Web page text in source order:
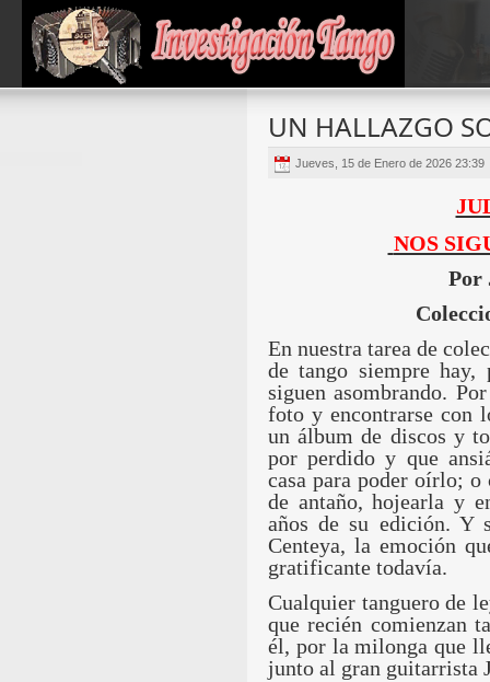
UN HALLAZGO
Jueves, 15 de Enero de 2026 23:39
NOS
Por
En nuestra tarea de
de tango siempre hay,
siguen asombrando.
foto y encontrarse con
un álbum de discos y
por perdido y que
casa para poder oírlo;
de antaño, hojearla y
años de su edición. Y
Centeya, la emoción
gratificante todavía.
Cualquier tanguero de
que recién comienzan
él, por la milonga que
junto al gran guitarrista